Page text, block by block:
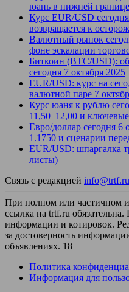
юань в нижней
Курс EUR/USD
возвращается к
Валютный рынок
фоне эскалации
Биткоин (BTC/USD):
сегодня 7 октября 2025
EUR/USD: курс на
валютной паре 7
Курс юаня к рублю
11,50–12,00 и
Евро/доллар сегодня 6
1.1750 и сценарии
EUR/USD: шпаргалка
листы)
Связь с редакцией info@trtf.ru
При полном или частичном
ссылка на trtf.ru
информации и котировок.
за достоверность
объявлениях. 18+
Политика
Информация для